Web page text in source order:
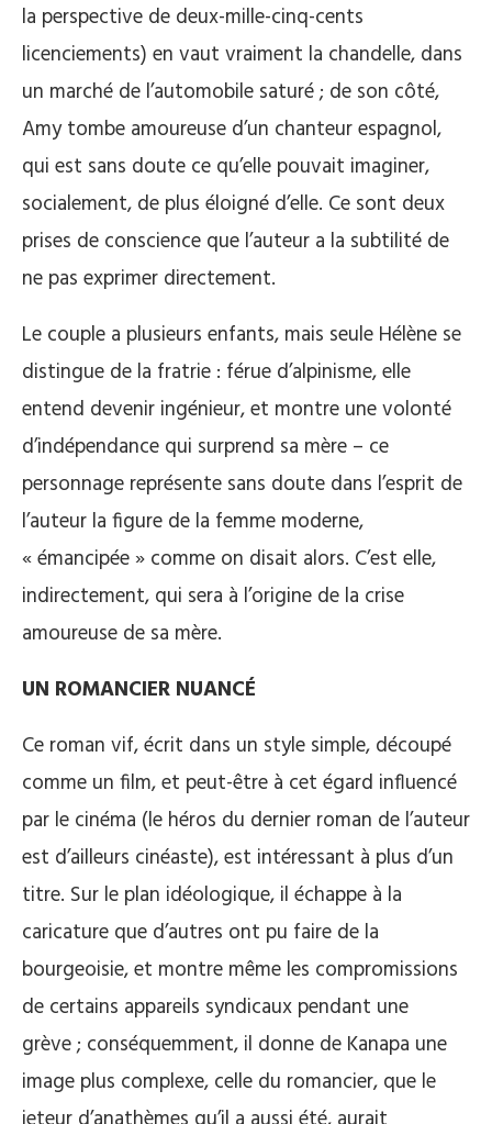
la perspective de deux-mille-cinq-cents
licenciements) en vaut vraiment la chandelle, dans
un marché de l’automobile saturé ; de son côté,
Amy tombe amoureuse d’un chanteur espagnol,
qui est sans doute ce qu’elle pouvait imaginer,
socialement, de plus éloigné d’elle. Ce sont deux
prises de conscience que l’auteur a la subtilité de
ne pas exprimer directement.
Le couple a plusieurs enfants, mais seule Hélène se
distingue de la fratrie : férue d’alpinisme, elle
entend devenir ingénieur, et montre une volonté
d’indépendance qui surprend sa mère – ce
personnage représente sans doute dans l’esprit de
l’auteur la figure de la femme moderne,
« émancipée » comme on disait alors. C’est elle,
indirectement, qui sera à l’origine de la crise
amoureuse de sa mère.
UN ROMANCIER NUANCÉ
Ce roman vif, écrit dans un style simple, découpé
comme un film, et peut-être à cet égard influencé
par le cinéma (le héros du dernier roman de l’auteur
est d’ailleurs cinéaste), est intéressant à plus d’un
titre. Sur le plan idéologique, il échappe à la
caricature que d’autres ont pu faire de la
bourgeoisie, et montre même les compromissions
de certains appareils syndicaux pendant une
grève ; conséquemment, il donne de Kanapa une
image plus complexe, celle du romancier, que le